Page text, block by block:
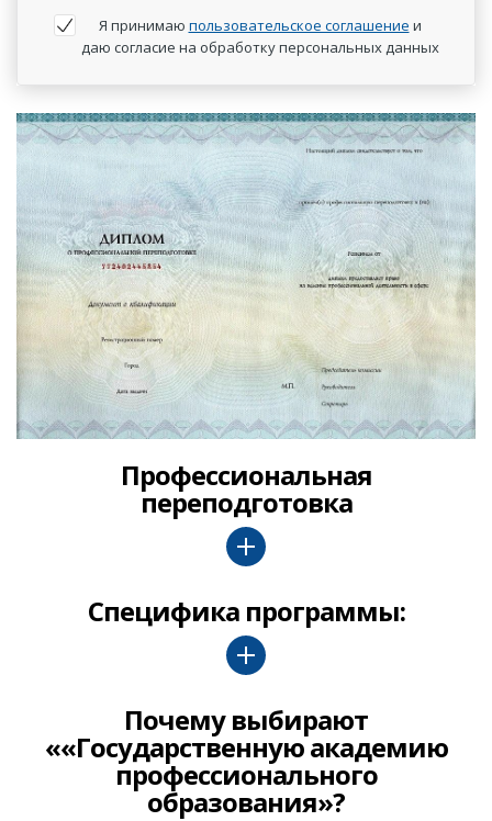
Я принимаю пользовательское соглашение и
даю согласие на обработку персональных данных
Профессиональная
переподготовка
Специфика программы:
Почему выбирают
««Государственную академию
профессионального
образования»?